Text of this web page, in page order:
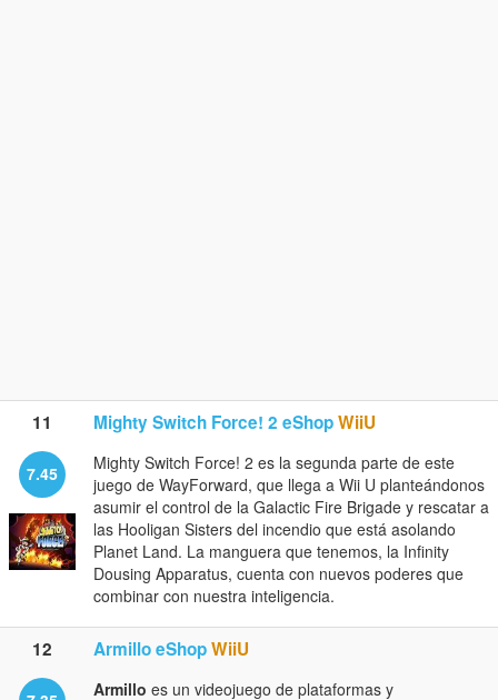
11 Mighty Switch Force! 2 eShopWiiU
7.45
Mighty Switch Force! 2 es la segunda parte de este
juego de WayForward, que llega a Wii U planteándonos
asumir el control de la Galactic Fire Brigade y rescatar a
las Hooligan Sisters del incendio que está asolando
Planet Land. La manguera que tenemos, la Infinity
Dousing Apparatus, cuenta con nuevos poderes que
combinar con nuestra inteligencia.
12 Armillo eShopWiiU
Armillo es un videojuego de plataformas y